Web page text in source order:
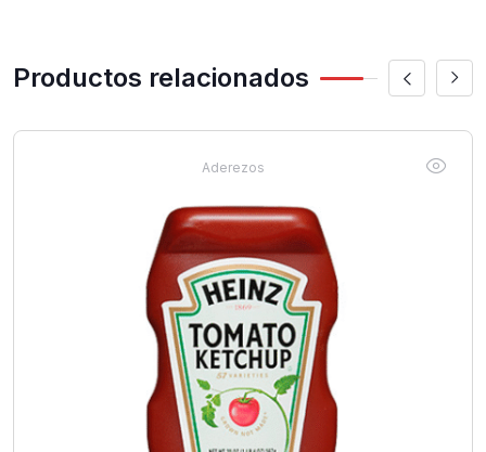
Productos relacionados
Aderezos